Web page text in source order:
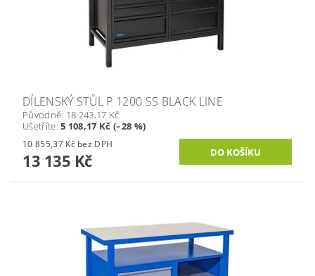
DÍLENSKÝ STŮL P 1200 SS BLACK LINE
Původně: 18 243,17 Kč
Ušetříte:5 108,17 Kč (–28 %)
10 855,37 Kč bez DPH
13 135 Kč